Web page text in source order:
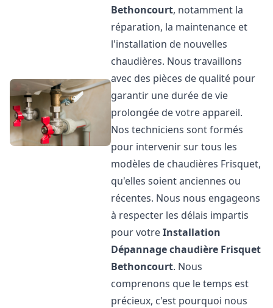
Bethoncourt, notamment la
réparation, la maintenance et
l'installation de nouvelles
chaudières. Nous travaillons
avec des pièces de qualité pour
garantir une durée de vie
prolongée de votre appareil.
Nos techniciens sont formés
pour intervenir sur tous les
modèles de chaudières Frisquet,
qu'elles soient anciennes ou
récentes. Nous nous engageons
à respecter les délais impartis
pour votreInstallation
Dépannage chaudière Frisquet
Bethoncourt. Nous
comprenons que le temps est
précieux, c'est pourquoi nous